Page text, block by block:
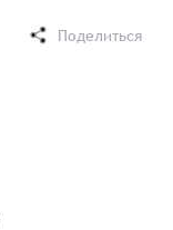
Поделиться